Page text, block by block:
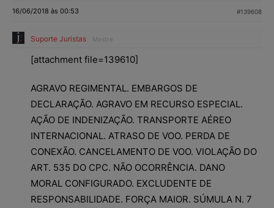
16/06/2018 às 00:53 #139608
Suporte Juristas Mestre
[attachment file=139610]
AGRAVO REGIMENTAL. EMBARGOS DE
DECLARAÇÃO. AGRAVO EM RECURSO ESPECIAL.
AÇÃO DE INDENIZAÇÃO. TRANSPORTE AÉREO
INTERNACIONAL. ATRASO DE VOO. PERDA DE
CONEXÃO. CANCELAMENTO DE VOO. VIOLAÇÃO DO
ART. 535 DO CPC. NÃO OCORRÊNCIA. DANO
MORAL CONFIGURADO. EXCLUDENTE DE
RESPONSABILIDADE. FORÇA MAIOR. SÚMULA N. 7